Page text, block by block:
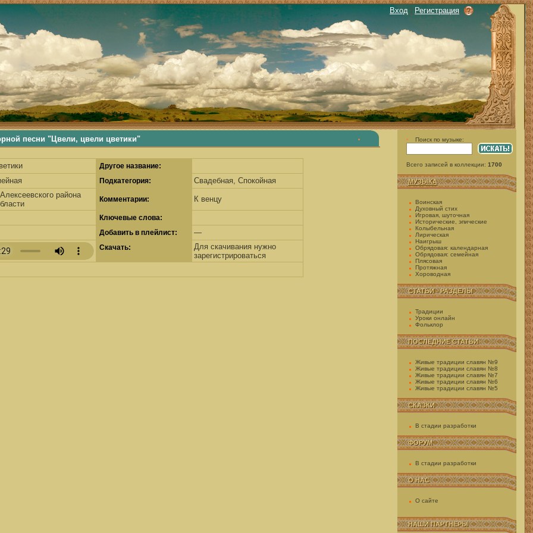
деревенские песни, русские песни, русские традиции, наши корни, русские самобытные традиции
Вход Регистрация
песни "Цвели, цвели цветики" •
Другое название:
Подкатегория: Свадебная, Спокойная
района
Комментарии: К венцу
Ключевые слова:
Добавить в плейлист: —
Скачать:
Для скачивания нужно
зарегистрироваться
•Поиск по музыке:
Всего записей в коллекции: 1700
МУЗЫКА
Воинская
Духовный стих
Игровая, шуточная
Исторические, эпические
Колыбельная
Лирическая
Наигрыш
Обрядовая: календарная
Обрядовая: семейная
Плясовая
Протяжная
Хороводная
СТАТЬИ - РАЗДЕЛЫ
Традиции
Уроки онлайн
Фольклор
ПОСЛЕДНИЕ СТАТЬИ
Живые традиции славян №9
Живые традиции славян №8
Живые традиции славян №7
Живые традиции славян №6
Живые традиции славян №5
СКАЗКИ
В стадии разработки
ФОРУМ
В стадии разработки
О НАС
О сайте
НАШИ ПАРТНЕРЫ